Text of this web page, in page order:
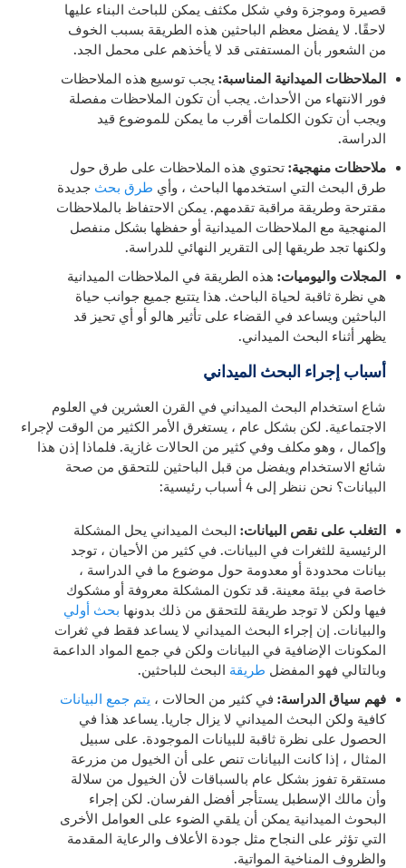
قصيرة وموجزة وفي شكل مكثف يمكن للباحث البناء عليها
لاحقًا. لا يفضل معظم الباحثين هذه الطريقة بسبب الخوف
من الشعور بأن المستفتى قد لا يأخذهم على محمل الجد.
الملاحظات الميدانية المناسبة: يجب توسيع هذه الملاحظات
فور الانتهاء من الأحداث. يجب أن تكون الملاحظات مفصلة
ويجب أن تكون الكلمات أقرب ما يمكن للموضوع قيد
الدراسة.
ملاحظات منهجية: تحتوي هذه الملاحظات على طرق حول
طرق البحث التي استخدمها الباحث ، وأي طرق بحث جديدة
مقترحة وطريقة مراقبة تقدمهم. يمكن الاحتفاظ بالملاحظات
المنهجية مع الملاحظات الميدانية أو حفظها بشكل منفصل
ولكنها تجد طريقها إلى التقرير النهائي للدراسة.
المجلات واليوميات: هذه الطريقة في الملاحظات الميدانية
هي نظرة ثاقبة لحياة الباحث. هذا يتتبع جميع جوانب حياة
الباحثين ويساعد في القضاء على تأثير هالو أو أي تحيز قد
يظهر أثناء البحث الميداني.
أسباب إجراء البحث الميداني
شاع استخدام البحث الميداني في القرن العشرين في العلوم
الاجتماعية. لكن بشكل عام ، يستغرق الأمر الكثير من الوقت لإجراء
وإكمال ، وهو مكلف وفي كثير من الحالات غازية. فلماذا إذن هذا
شائع الاستخدام ويفضل من قبل الباحثين للتحقق من صحة
البيانات؟ نحن ننظر إلى 4 أسباب رئيسية:
التغلب على نقص البيانات: البحث الميداني يحل المشكلة
الرئيسية للثغرات في البيانات. في كثير من الأحيان ، توجد
بيانات محدودة أو معدومة حول موضوع ما في الدراسة ،
خاصة في بيئة معينة. قد تكون المشكلة معروفة أو مشكوك
فيها ولكن لا توجد طريقة للتحقق من ذلك بدونها بحث أولي
والبيانات. إن إجراء البحث الميداني لا يساعد فقط في ثغرات
المكونات الإضافية في البيانات ولكن في جمع المواد الداعمة
وبالتالي فهو المفضل طريقة البحث للباحثين.
فهم سياق الدراسة: في كثير من الحالات ، يتم جمع البيانات
كافية ولكن البحث الميداني لا يزال جاريا. يساعد هذا في
الحصول على نظرة ثاقبة للبيانات الموجودة. على سبيل
المثال ، إذا كانت البيانات تنص على أن الخيول من مزرعة
مستقرة تفوز بشكل عام بالسباقات لأن الخيول من سلالة
وأن مالك الإسطبل يستأجر أفضل الفرسان. لكن إجراء
البحوث الميدانية يمكن أن يلقي الضوء على العوامل الأخرى
التي تؤثر على النجاح مثل جودة الأعلاف والرعاية المقدمة
والظروف المناخية المواتية.